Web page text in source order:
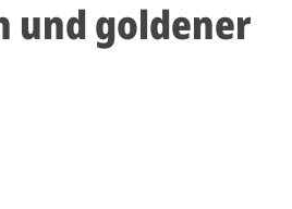
und goldener